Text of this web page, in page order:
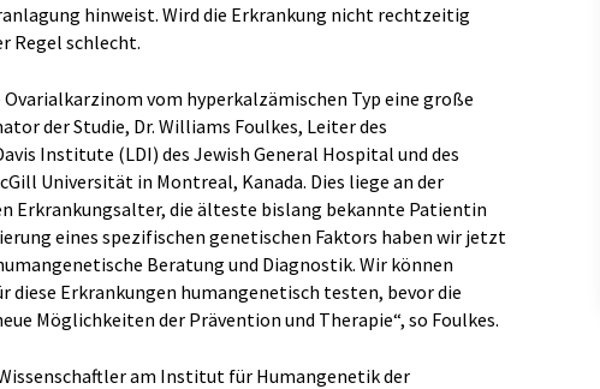
hinweist. Wird die Erkrankung nicht rechtzeitig
Regel schlecht.
vom hyperkalzämischen Typ eine große
der Studie, Dr. Williams Foulkes, Leiter des
Institute (LDI) des Jewish General Hospital und des
Universität in Montreal, Kanada. Dies liege an der
Erkrankungsalter, die älteste bislang bekannte Patientin
eines spezifischen genetischen Faktors haben wir jetzt
Beratung und Diagnostik. Wir können
diese Erkrankungen humangenetisch testen, bevor die
Möglichkeiten der Prävention und Therapie“, so Foulkes.
am Institut für Humangenetik der